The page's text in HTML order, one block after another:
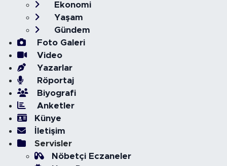
Ekonomi
Yaşam
Gündem
Foto Galeri
Video
Yazarlar
Röportaj
Biyografi
Anketler
Künye
İletişim
Servisler
Nöbetçi Eczaneler